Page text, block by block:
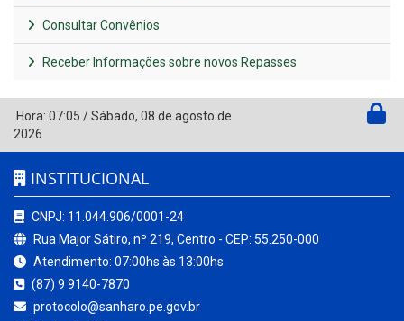
Consultar Convênios
Receber Informações sobre novos Repasses
Hora: 07:05 /Sábado, 08 de agosto de
2026
INSTITUCIONAL
CNPJ: 11.044.906/0001-24
Rua Major Sátiro, nº 219, Centro - CEP: 55.250-000
Atendimento: 07:00hs às 13:00hs
(87) 9 9140-7870
protocolo@sanharo.pe.gov.br